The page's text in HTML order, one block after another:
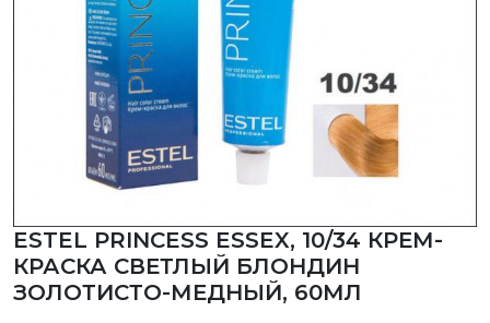
ESTEL PRINCESS ESSEX, 10/34 КРЕМ-
КРАСКА СВЕТЛЫЙ БЛОНДИН
ЗОЛОТИСТО-МЕДНЫЙ, 60МЛ